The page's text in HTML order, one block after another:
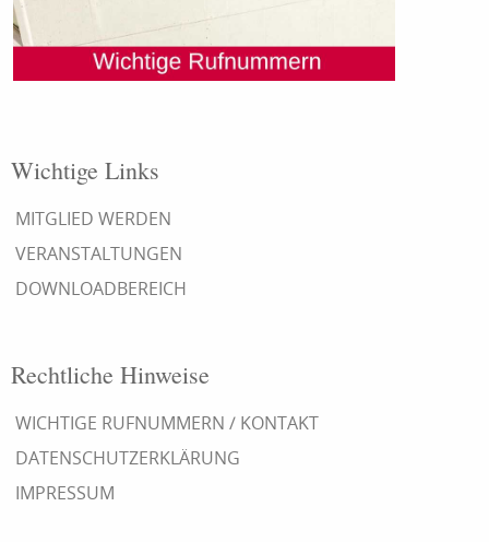
Wichtige Links
MITGLIED WERDEN
VERANSTALTUNGEN
DOWNLOADBEREICH
Rechtliche Hinweise
WICHTIGE RUFNUMMERN / KONTAKT
DATENSCHUTZERKLÄRUNG
IMPRESSUM